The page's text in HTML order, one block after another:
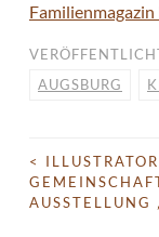
AUGSBURG
BEITRAGS-
NAVIGATION
<
AUSSTELLUNG